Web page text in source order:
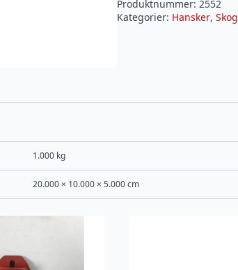
antall
Produktnummer: 2552
Kategorier: Hansker, Skog
1.000 kg
20.000 × 10.000 × 5.000 cm